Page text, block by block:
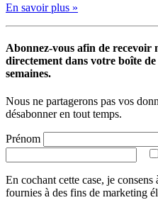
En savoir plus »
Abonnez-vous afin de recevoir
directement dans votre boîte
semaines.
Nous ne partagerons pas vos
désabonner en tout temps.
Prénom
En cochant cette case, je
fournies à des fins de marketing